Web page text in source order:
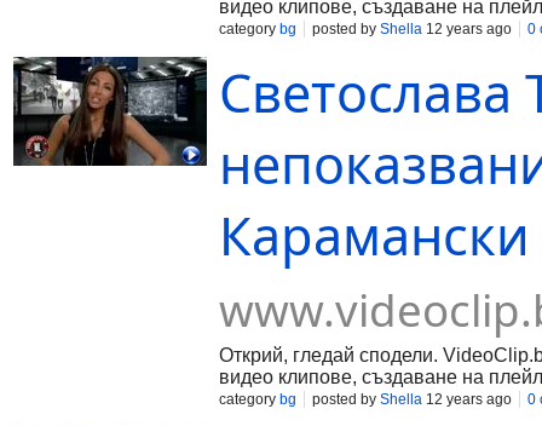
видео клипове, създаване на
category bg posted by Shella 12 years ago 0
Светослава
Открий, гледай сподели.
видео клипове, създаване на
category bg posted by Shella 12 years ago 0